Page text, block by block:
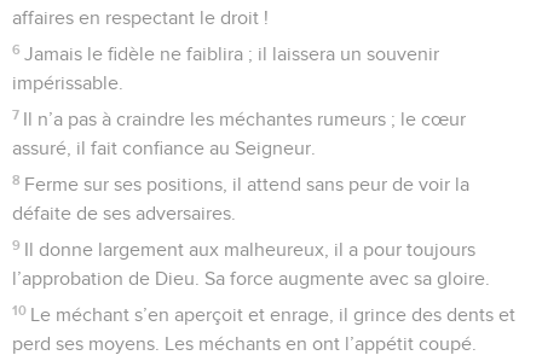
affaires en respectant le droit !
6 Jamais le fidèle ne faiblira ; il laissera un souvenir
impérissable.
7 Il n’a pas à craindre les méchantes rumeurs ; le cœur
assuré, il fait confiance au Seigneur.
8 Ferme sur ses positions, il attend sans peur de voir la
défaite de ses adversaires.
9 Il donne largement aux malheureux, il a pour toujours
l’approbation de Dieu. Sa force augmente avec sa gloire.
10 Le méchant s’en aperçoit et enrage, il grince des dents et
perd ses moyens. Les méchants en ont l’appétit coupé.